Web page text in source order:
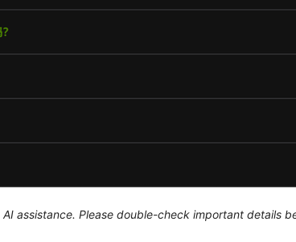
assistance. Please double-check important details